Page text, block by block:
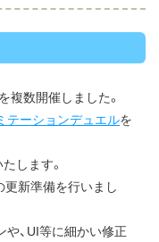
を複数開催しました。
テーションデュエルを
します。
更新準備を行いまし
や、UI等に細かい修正